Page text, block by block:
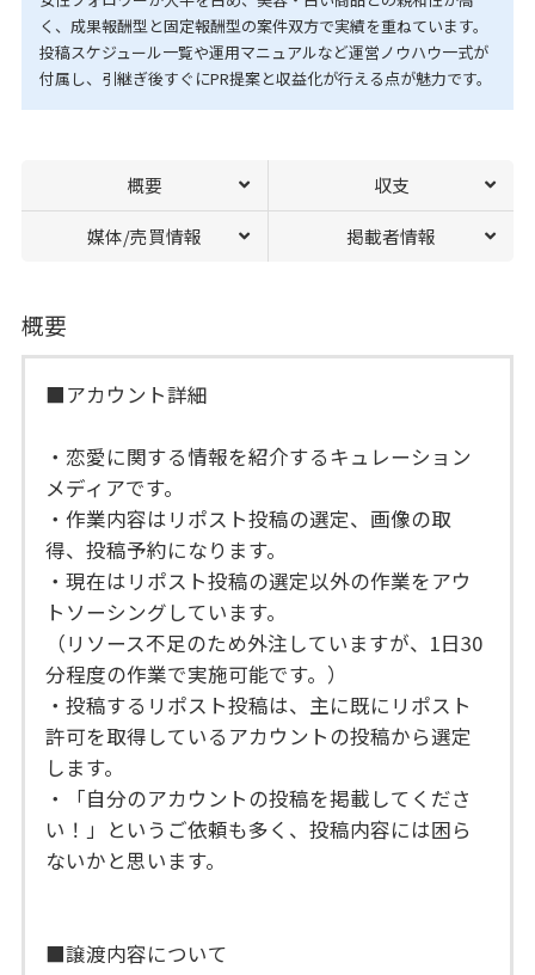
く、成果報酬型と固定報酬型の案件双方で実績を重ねています。
投稿スケジュール一覧や運用マニュアルなど運営ノウハウ一式が
付属し、引継ぎ後すぐにPR提案と収益化が行える点が魅力です。
概要 収支
媒体/売買情報 掲載者情報
概要
■アカウント詳細
・恋愛に関する情報を紹介するキュレーション
メディアです。
・作業内容はリポスト投稿の選定、画像の取
得、投稿予約になります。
・現在はリポスト投稿の選定以外の作業をアウ
トソーシングしています。
（リソース不足のため外注していますが、1日30
分程度の作業で実施可能です。）
・投稿するリポスト投稿は、主に既にリポスト
許可を取得しているアカウントの投稿から選定
します。
・「自分のアカウントの投稿を掲載してくださ
い！」というご依頼も多く、投稿内容には困ら
ないかと思います。
■譲渡内容について